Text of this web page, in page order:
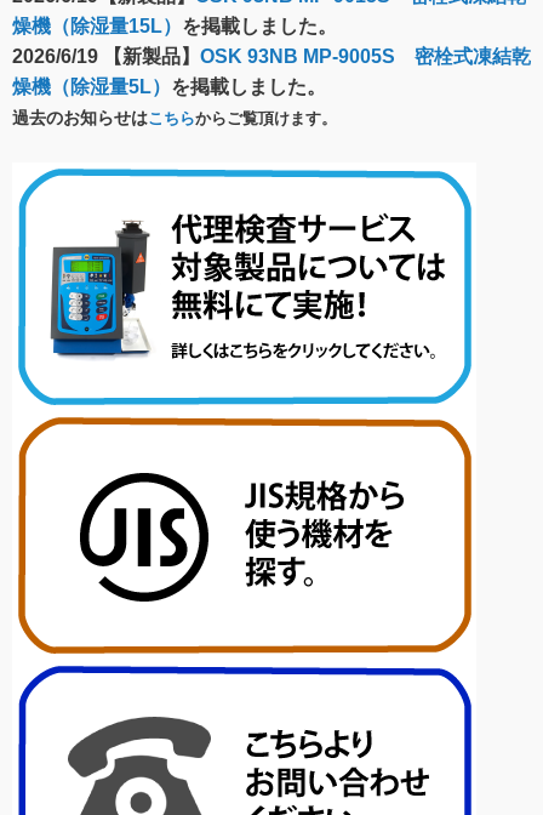
燥機（除湿量15L） を掲載しました。
2026/6/19 【新製品】 OSK 93NB MP-9005S 密栓式凍結乾
燥機（除湿量5L） を掲載しました。
過去のお知らせはこちらからご覧頂けます。